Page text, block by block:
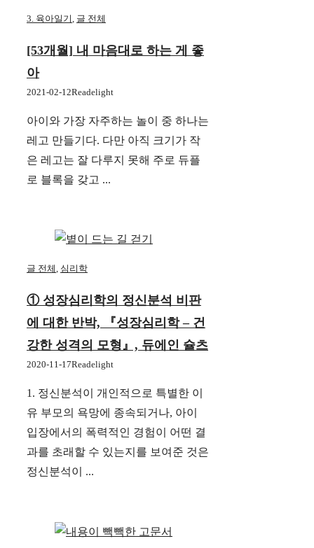
3. 육아일기 글 전체
[53개월] 내 마음대로 하는 게 좋
아
2021-02-12Readelight
아이와 가장 자주하는 놀이 중 하나는
레고 만들기다. 다만 아직 크기가 작
은 레고는 잘 다루지 못해 주로 듀플
로 블록을 갖고 ...
글 전체, 심리학
① 성장심리학의 정신분석 비판
에 대한 반박, 『성장심리학 – 건
강한 성격의 모형』, 듀에인 슐츠
2020-11-17Readelight
1. 정신분석이 개인적으로 특별한 이
유 부모의 욕망에 종속되거나, 아이
입장에서의 폭력적인 경험이 어떤 결
과를 초래할 수 있는지를 보여준 것은
정신분석이 ...